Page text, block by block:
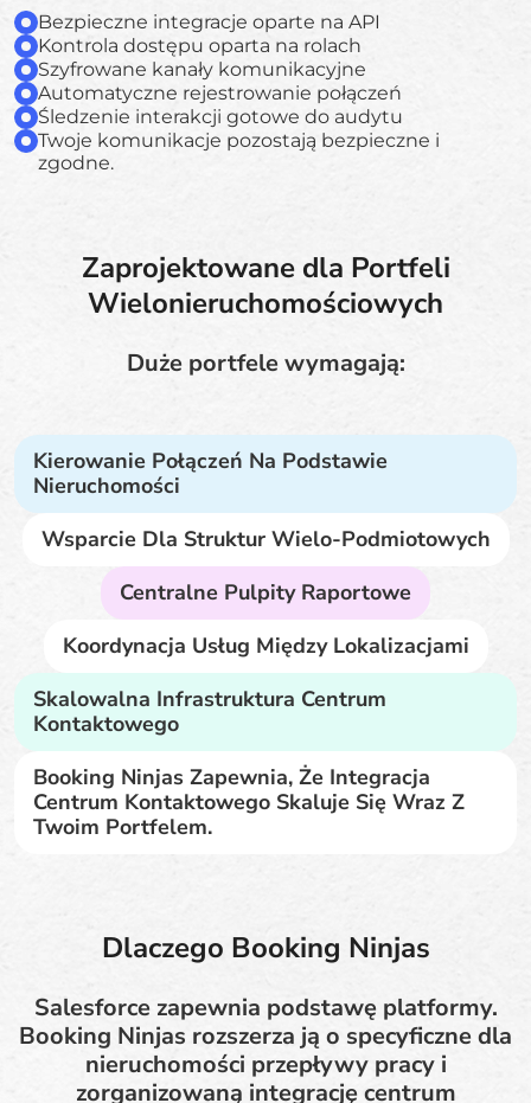
Bezpieczne integracje oparte na API
Kontrola dostępu oparta na rolach
Szyfrowane kanały komunikacyjne
Automatyczne rejestrowanie połączeń
Śledzenie interakcji gotowe do audytu
Twoje komunikacje pozostają bezpieczne i
zgodne.
Zaprojektowane dla Portfeli
Wielonieruchomościowych
Duże portfele wymagają:
Kierowanie Połączeń Na Podstawie
Nieruchomości
Wsparcie Dla Struktur Wielo-Podmiotowych
Centralne Pulpity Raportowe
Koordynacja Usług Między Lokalizacjami
Skalowalna Infrastruktura Centrum
Kontaktowego
Booking Ninjas Zapewnia, Że Integracja
Centrum Kontaktowego Skaluje Się Wraz Z
Twoim Portfelem.
Dlaczego Booking Ninjas
Salesforce zapewnia podstawę platformy.
Booking Ninjas rozszerza ją o specyficzne dla
nieruchomości przepływy pracy i
zorganizowaną integrację centrum